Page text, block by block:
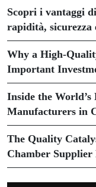
Scopri i vantaggi
rapidità, sicurezza
Why a High-
Important
Inside the
Manufacturers in
The Quality
Chamber Supplier